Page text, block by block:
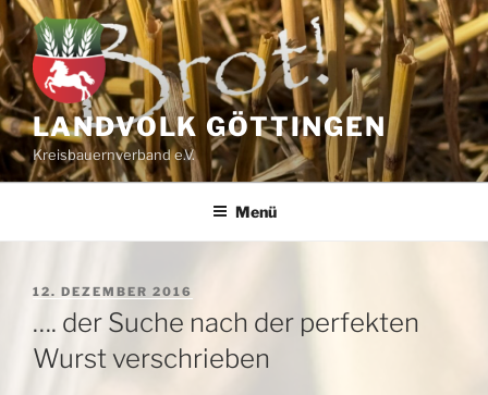
Zum
Inhalt
springen
LANDVOLK GÖTTINGEN
Kreisbauernverband e.V.
Menü
VERÖFFENTLICHT
12. DEZEMBER 2016
…. der Suche nach der perfekten
Wurst verschrieben